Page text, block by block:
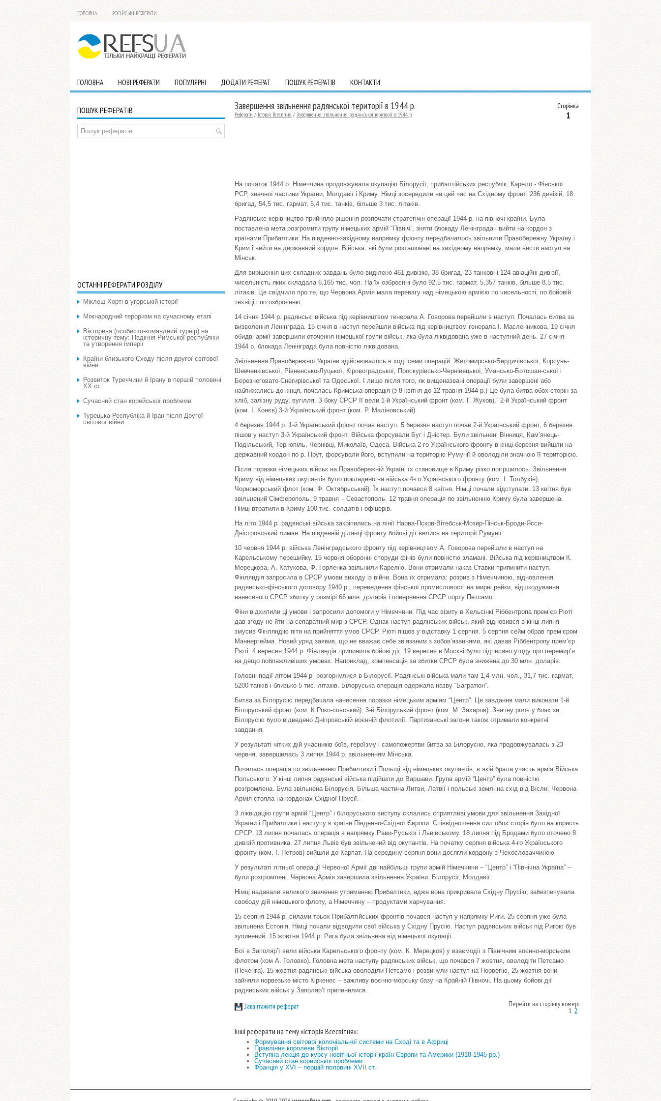
ГОЛОВНА РОСІЙСЬКІ РЕФЕРАТИ
ГОЛОВНА НОВІ РЕФЕРАТИ ПОПУЛЯРНІ ДОДАТИ РЕФЕРАТ ПОШУК РЕФЕРАТІВ КОНТАКТИ
Сторінка
1
Завершення звільнення радянської території в 1944 р.
Реферати / Історія Всесвітня / Завершення звільнення радянської території в 1944 р.
На початок 1944 р. Німеччина продовжувала окупацію Білорусії, прибалтійських республік, Карело - Фінської
РСР, значної частини України, Молдавії і Криму. Німці зосередили на цей час на Східному фронті 236 дивізій, 18
бригад, 54,5 тис. гармат, 5,4 тис. танків, більше 3 тис. літаків.
Радянське керівництво прийняло рішення розпочати стратегічні операції 1944 р. на півночі країни. Була
поставлена мета розгромити групу німецьких армій “Північ”, зняти блокаду Ленінграда і вийти на кордон з
країнами Прибалтики. На південно-західному напрямку фронту передбачалось звільнити Правобережну Україну і
Крим і вийти на державний кордон. Війська, які були розташовані на західному напрямку, мали вести наступ на
Мінськ.
Для вирішення цих складних завдань було виділено 461 дивізію, 38 бригад, 23 танкові і 124 авіаційні дивізії,
чисельність яких складала 6,165 тис. чол. На їх озброєнні було 92,5 тис. гармат, 5,357 танків, більше 8,5 тис.
літаків. Це свідчило про те, що Червона Армія мала перевагу над німецькою армією по чисельності, по бойовій
техніці і по озброєнню.
14 січня 1944 р. радянські війська під керівництвом генерала А. Говорова перейшли в наступ. Почалась битва за
визволення Ленінграда. 15 січня в наступ перейшли війська під керівництвом генерала І. Масленникова. 19 січня
обидві армії завершили оточення німецької групи військ, яка була ліквідована уже в наступний день. 27 січня
1944 р. блокада Ленінграда була повністю ліквідована.
Звільнення Правобережної України здійснювалось в ході семи операцій: Житомирсько-Бердичівської, Корсунь-
Шевченківської, Рівненсько-Луцької, Кіровоградської, Проскурівсько-Чернівецької, Умансько-Ботошан-ської і
Березнеговато-Снегирівської та Одеської. І лише після того, як вищеназвані операції були завершені або
наближались до кінця, почалась Кримська операція (з 8 квітня до 12 травня 1944 р.) Це була битва обох сторін за
хліб, залізну руду, вугілля. З боку СРСР її вели 1-й Український фронт (ком. Г. Жуков),” 2-й Український фронт
(ком. І. Конєв) 3-й Український фронт (ком. Р. Маліновський)
4 березня 1944 р. 1-й Український фронт почав наступ. 5 березня наступ почав 2-й Український фронт, 6 березня
пішов у наступ 3-й Український фронт. Війська форсували Буг і Дністер. Були звільнені Вінниця, Кам’янець-
Подільський, Тернопіль, Чернівці, Миколаїв, Одеса. Війська 2-го Українського фронту в кінці березня вийшли на
державний кордон по р. Прут, форсували його, вступили на територію Румунії й оволоділи значною її територією.
Після поразки німецьких військ на Правобережній Україні їх становище в Криму різко погіршилось. Звільнення
Криму від німецьких окупантів було покладено на війська 4-го Українського фронту (ком. І. Толбухін),
Чорноморський флот (ком. Ф. Октябрьський). Їх наступ почався 8 квітня. Німці почали відступати. 13 квітня був
звільнений Сімферополь, 9 травня – Севастополь. 12 травня операція по звільненню Криму була завершена.
Німці втратили в Криму 100 тис. солдатів і офіцерів.
На літо 1944 р. радянські війська закріпились на лінії Нарва-Псков-Вітебськ-Мозир-Пінськ-Броди-Ясси-
Дністровський лиман. На південній ділянці фронту бойові дії велись на території Румунії.
10 червня 1944 р. війська Ленінградського фронту під керівництвом А. Говорова перейшли в наступ на
Карельському перешийку. 15 червня оборонні споруди фінів були повністю зламані. Війська під керівництвом К.
Мерецкова, А. Катукова, Ф. Горленка звільнили Карелію. Вони отримали наказ Ставки припинити наступ.
Фінляндія запросила в СРСР умови виходу із війни. Вона їх отримала: розрив з Німеччиною, відновлення
радянсько-фінського договору 1940 р., переведення фінської промисловості на мирні рейки, відшкодування
нанесеного СРСР збитку у розмірі 66 млн. доларів і повернення СРСР порту Петсамо.
Фіни відхилили ці умови і запросили допомоги у Німеччини. Під час візиту в Хельсінкі Ріббентропа прем’єр Рюті
дав згоду не йти на сепаратний мир з СРСР. Однак наступ радянських військ, який відновився в кінці липня
змусив Фінляндію піти на прийняття умов СРСР. Рюті пішов у відставку 1 серпня. 5 серпня сейм обрав прем’єром
Маннергейма. Новий уряд заявив, що не вважає себе зв’язаним з зобов’язаннями, які давав Ріббентропу прем’єр
Рюті. 4 вересня 1944 р. Фінляндія припинила бойові дії. 19 вересня в Москві було підписано угоду про перемир’я
на дещо поблажливіших умовах. Наприклад, компенсація за збитки СРСР була знижена до 30 млн. доларів.
Головні події літом 1944 р. розгорнулися в Білорусії. Радянські війська мали там 1,4 млн. чол., 31,7 тис. гармат,
5200 танків і близько 5 тис. літаків. Білоруська операція одержала назву “Багратіон”.
Битва за Білорусію передбачала нанесення поразки німецьким арміям “Центр”. Це завдання мали виконати 1-й
Білоруський фронт (ком. К.Роко-совський), 3-й Білоруський фронт (ком. М. Захаров). Значну роль у боях за
Білорусію було відведено Дніпровській воєнній флотилії. Партизанські загони також отримали конкретні
завдання.
У результаті чітких дій учасників боїв, героїзму і самопожертви битва за Білорусію, яка продовжувалась з 23
червня, завершилась 3 липня 1944 р. звільненням Мінська.
Почалась операція по звільненню Прибалтики і Польщі від німецьких окупантів, в якій брала участь армія Війська
Польського. У кінці липня радянські війська підійшли до Варшави. Група армій “Центр” була повністю
розгромлена. Була звільнена Білорусія, Більша частина Литви, Латвії і польські землі на схід від Вісли. Червона
Армія стояла на кордонах Східної Прусії.
З ліквідацію групи армій “Центр” і білоруського виступу склались сприятливі умови для звільнення Західної
України і Прибалтики і наступу в країни Південно-Східної Європи. Співвідношення сил обох сторін було на користь
СРСР. 13 липня почалась операція в напрямку Рави-Руської і Львівському. 18 липня під Бродами було оточено 8
дивізій противника. 27 липня Львів був звільнений від окупантів. На початку серпня війська 4-го Українського
фронту (ком. І. Петров) вийшли до Карпат. На середину серпня вони досягли кордону з Чехословаччиною
У результаті літньої операції Червоної Армії дві найбільші групи армій Німеччини – “Центр” і “Північна Україна” –
були розгромлені. Червона Армія завершила звільнення України, Білорусії, Молдавії.
Німці надавали великого значення утриманню Прибалтики, адже вона прикривала Східну Прусію, забезпечувала
свободу дій німецького флоту, а Німеччину – продуктами харчування.
15 серпня 1944 р. силами трьох Прибалтійських фронтів почався наступ у напрямку Риги. 25 серпня уже була
звільнена Естонія. Німці почали відводити свої війська у Східну Прусію. Наступ радянських військ під Ригою був
зупинений. 15 жовтня 1944 р. Рига була звільнена від німецької окупації.
Бої в Заполяр’ї вели війська Карельського фронту (ком. К. Мерецков) у взаємодії з Північним воєнно-морським
флотом (ком А. Головко). Головна мета наступу радянських військ, що почався 7 жовтня, оволодіти Петсамо
(Печенга). 15 жовтня радянські війська оволоділи Петсамо і розвинули наступ на Норвегію. 25 жовтня вони
зайняли норвезьке місто Кіркенес – важливу воєнно-морську базу на Крайній Півночі. На цьому бойові дії
радянських військ у Заполяр’ї припинилися.
Завантажити реферат Перейти на сторінку номер:
1 2
Інші реферати на тему «Історія Всесвітня»:
Формування світової колоніальної системи на Сході та в Африці
Правління королеви Вікторії
Вступна лекція до курсу новітньої історії країн Європи та Америки (1918-1945 рр.)
Сучасний стан корейської проблеми
Франція у ХVІ – першій половині ХVІІ ст.
ПОШУК РЕФЕРАТІВ
ОСТАННІ РЕФЕРАТИ РОЗДІЛУ
Міклош Хорті в угорській історії
Міжнародний тероризм на сучасному етапі
Вікторина (особисто-командний турнір) на
історичну тему: Падіння Римської республіки
та утворення імперії
Країни близького Сходу після другої світової
війни
Розвиток Туреччини й Ірану в першій половині
ХХ ст.
Сучасний стан корейської проблеми
Турецька Республіка й Іран після Другої
світової війни